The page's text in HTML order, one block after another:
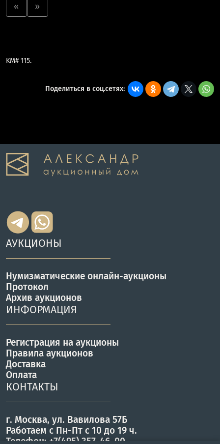
« »
KM# 115.
Поделиться в соц.сетях:
АУКЦИОНЫ
Нумизматические онлайн-аукционы
Протокол
Архив аукционов
ИНФОРМАЦИЯ
Регистрация на аукционы
Правила аукционов
Доставка
Оплата
КОНТАКТЫ
г. Москва, ул. Вавилова 57Б
Работаем с Пн-Пт с 10 до 19 ч.
Телефон: +7(495) 357-46-00